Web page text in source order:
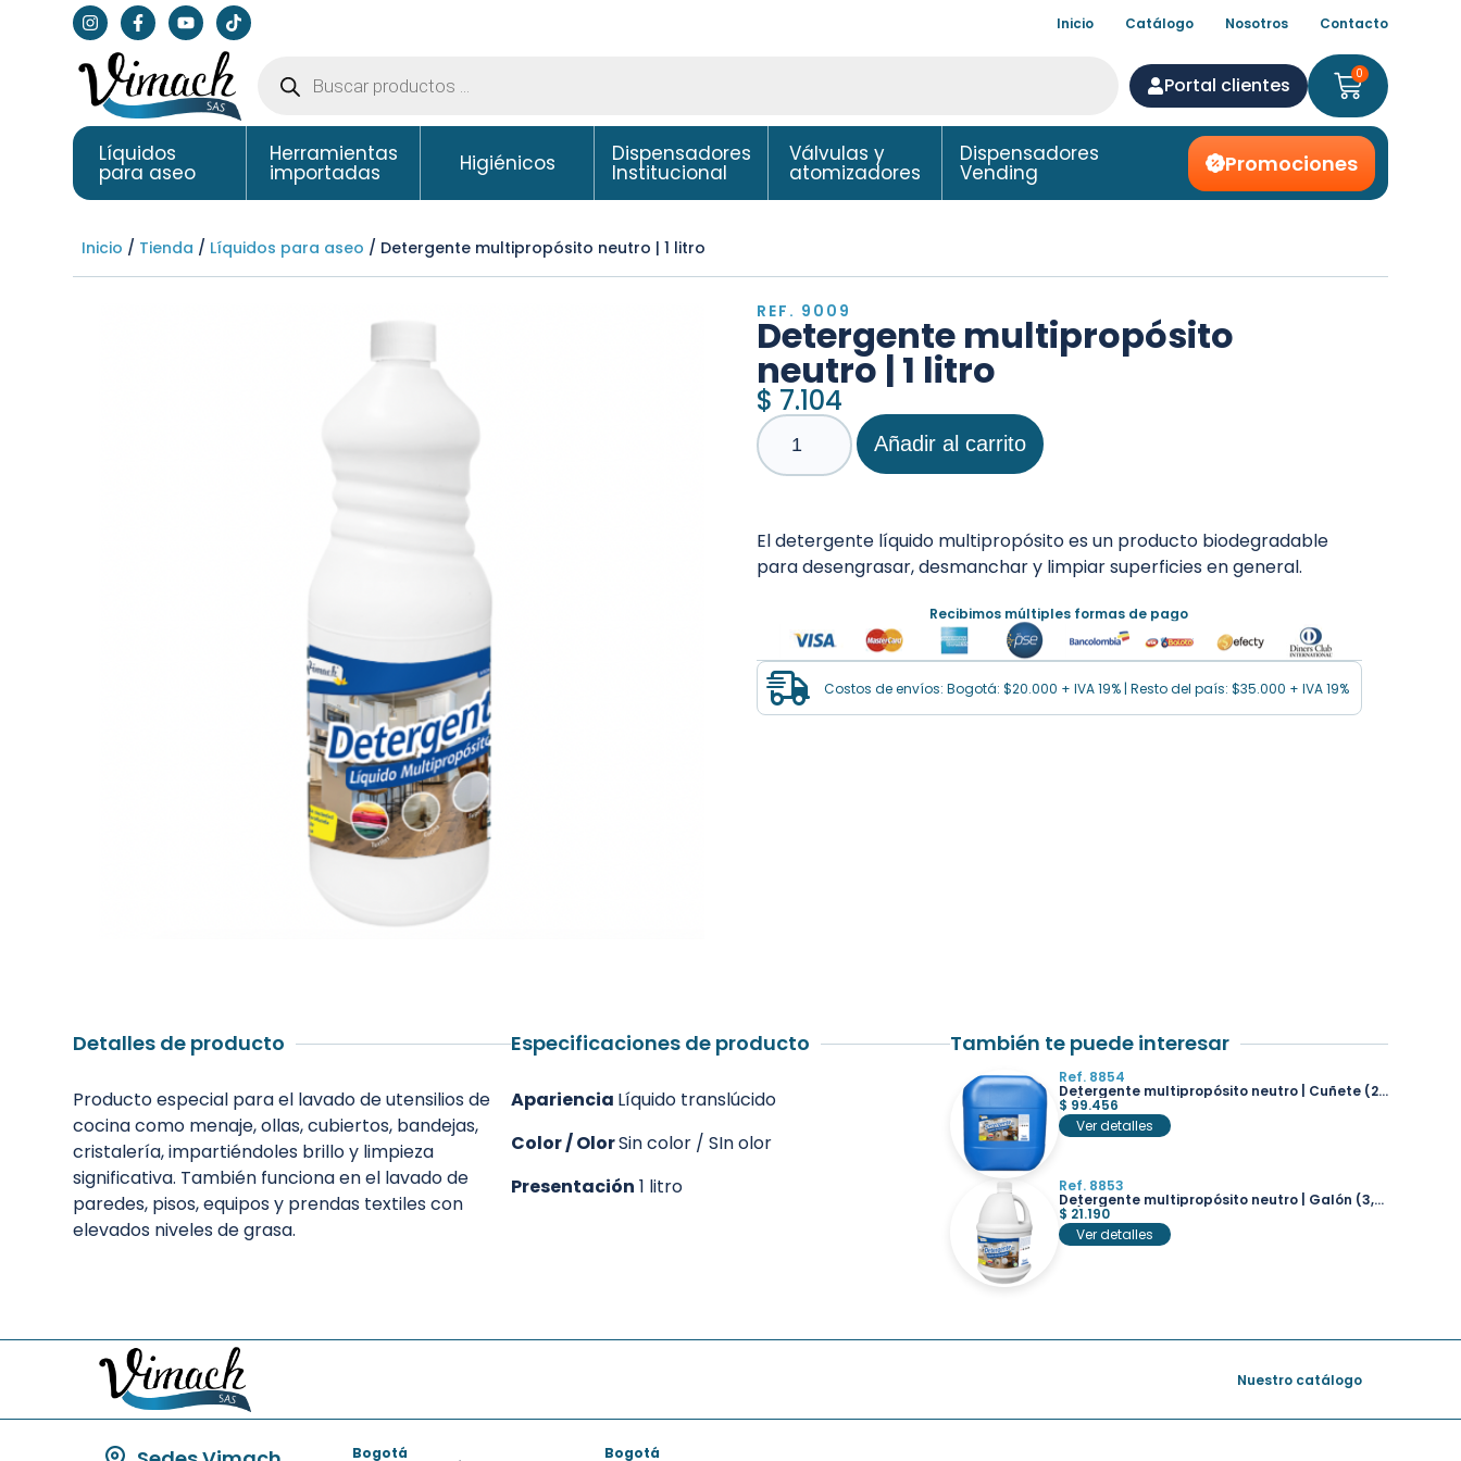
Inicio Catálogo Nosotros Contacto
Portal clientes 0
Líquidos
para aseo
Herramientas
importadas Higiénicos Dispensadores
Institucional
Válvulas y
atomizadores
Dispensadores
Vending Promociones
Inicio / Tienda / Líquidos para aseo / Detergente multipropósito neutro | 1 litro
REF. 9009
Detergente multipropósito
neutro | 1 litro
$ 7.104
Añadir al carrito
El detergente líquido multipropósito es un producto biodegradable
para desengrasar, desmanchar y limpiar superficies en general.
Recibimos múltiples formas de pago
Costos de envíos: Bogotá: $20.000 + IVA 19% | Resto del país: $35.000 + IVA 19%
Detalles de producto
Producto especial para el lavado de utensilios de
cocina como menaje, ollas, cubiertos, bandejas,
cristalería, impartiéndoles brillo y limpieza
significativa. También funciona en el lavado de
paredes, pisos, equipos y prendas textiles con
elevados niveles de grasa.
Especificaciones de producto
Apariencia Líquido translúcido
Color / OlorSin color / SIn olor
Presentación 1 litro
También te puede interesar
Ref. 8854
Detergente multipropósito neutro | Cuñete (20
lts)
$ 99.456
Ver detalles
Ref. 8853
Detergente multipropósito neutro | Galón (3,8
lts)
$ 21.190
Ver detalles
Nuestro catálogo
Bogotá Bogotá